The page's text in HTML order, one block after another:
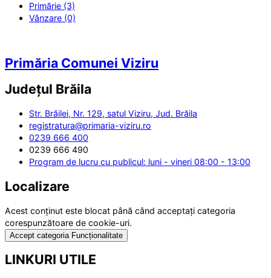
Primărie (3)
Vânzare (0)
Primăria Comunei Viziru
Județul Brăila
Str. Brăilei, Nr. 129, satul Viziru, Jud. Brăila
registratura@primaria-viziru.ro
0239 666 400
0239 666 490
Program de lucru cu publicul: luni - vineri 08:00 - 13:00
Localizare
Acest conținut este blocat până când acceptați categoria
corespunzătoare de cookie-uri.
Accept categoria Funcționalitate
LINKURI UTILE